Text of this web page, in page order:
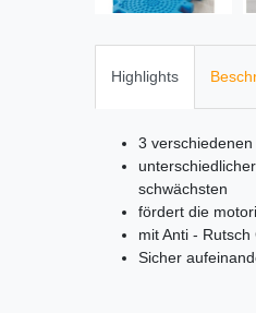
Highlights
3
schwächsten
fördert die
mit Anti -
Sicher